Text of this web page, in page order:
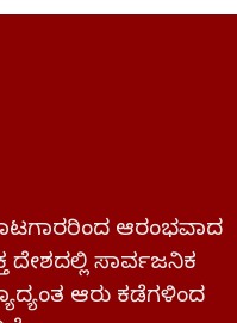
ಆರಂಭವಾದ
ದೇಶದಲ್ಲಿ ಸಾರ್ವಜನಿಕ
ಆರು ಕಡೆಗಳಿಂದ